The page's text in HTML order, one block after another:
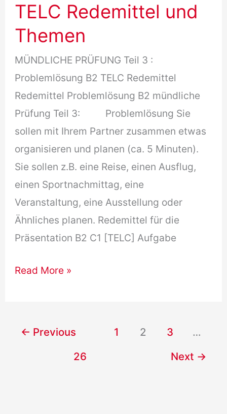
Redemittel
mündliche
Prüfung
TELC Redemittel und
Themen
MÜNDLICHE PRÜFUNG Teil 3 :
Problemlösung B2 TELC Redemittel
Redemittel Problemlösung B2 mündliche
Prüfung Teil 3: Problemlösung Sie
sollen mit Ihrem Partner zusammen etwas
organisieren und planen (ca. 5 Minuten).
Sie sollen z.B. eine Reise, einen Ausflug,
einen Sportnachmittag, eine
Veranstaltung, eine Ausstellung oder
Ähnliches planen. Redemittel für die
Präsentation B2 C1 [TELC] Aufgabe
Problemlösung
Read More »
← Previous 1 2 3
…
26
Next →